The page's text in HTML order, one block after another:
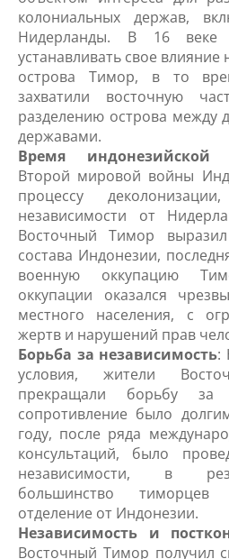
колониальных держав,
Нидерланды. В 16 веке
устанавливать свое
острова Тимор, в то
захватили восточную
разделению острова между
державами.
Время индонезийской
Второй мировой войны
процессу
независимости от
Восточный Тимор
состава Индонезии,
военную оккупацию
оккупации оказался
местного населения, с
жертв и нарушений прав
Борьба за независимость:
условия, жители
прекращали борьбу за
сопротивление было
году, после ряда
консультаций, было
независимости, в
большинство тиморцев
отделение от Индонезии.
Независимость и
Восточный Тимор получил